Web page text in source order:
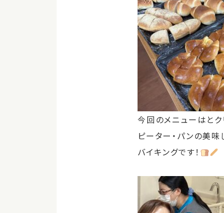
今回のメニューはとク
ピーター・パンの美味
バイキングです！